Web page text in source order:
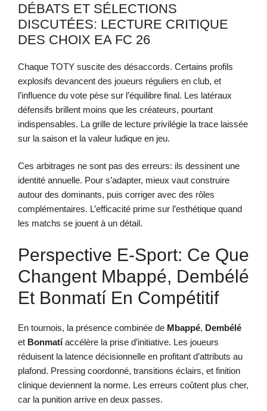
DÉBATS ET SÉLECTIONS
DISCUTÉES: LECTURE CRITIQUE
DES CHOIX EA FC 26
Chaque TOTY suscite des désaccords. Certains profils
explosifs devancent des joueurs réguliers en club, et
l’influence du vote pèse sur l’équilibre final. Les latéraux
défensifs brillent moins que les créateurs, pourtant
indispensables. La grille de lecture privilégie la trace laissée
sur la saison et la valeur ludique en jeu.
Ces arbitrages ne sont pas des erreurs: ils dessinent une
identité annuelle. Pour s’adapter, mieux vaut construire
autour des dominants, puis corriger avec des rôles
complémentaires. L’efficacité prime sur l’esthétique quand
les matchs se jouent à un détail.
Perspective E-Sport: Ce Que
Changent Mbappé, Dembélé
Et Bonmatí En Compétitif
En tournois, la présence combinée de Mbappé, Dembélé
et Bonmatíaccélère la prise d’initiative. Les joueurs
réduisent la latence décisionnelle en profitant d’attributs au
plafond. Pressing coordonné, transitions éclairs, et finition
clinique deviennent la norme. Les erreurs coûtent plus cher,
car la punition arrive en deux passes.